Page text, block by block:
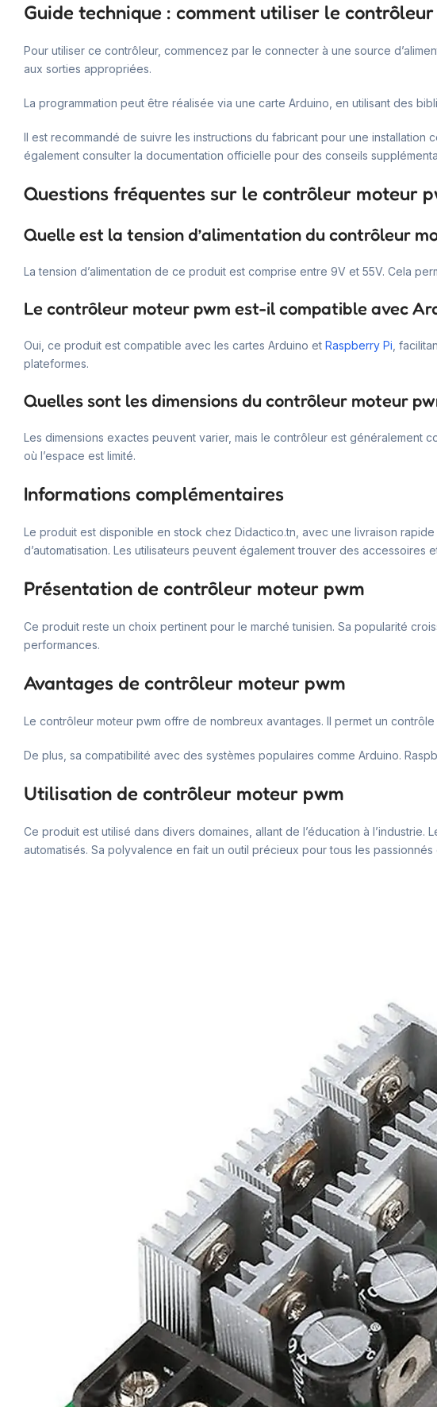
Guide technique : comment utiliser le
Pour utiliser ce contrôleur, commencez par le connecter à une source
aux sorties appropriées.
La programmation peut être réalisée via une carte Arduino, en utilisant des
Il est recommandé de suivre les instructions du fabricant pour une installation
également consulter la documentation officielle pour des conseils
Questions fréquentes sur le contrôleur moteur
Quelle est la tension d’alimentation du contrôleur
La tension d’alimentation de ce produit est comprise entre 9V et 55V. Cela
Le contrôleur moteur pwm est-il compatible avec
Oui, ce produit est compatible avec les cartes Arduino et Raspberry Pi ,
plateformes.
Quelles sont les dimensions du contrôleur moteur
Les dimensions exactes peuvent varier, mais le contrôleur est
où l’espace est limité.
Informations complémentaires
Le produit est disponible en stock chez Didactico.tn, avec une livraison
d’automatisation. Les utilisateurs peuvent également trouver des accessoires
Présentation de contrôleur moteur pwm
Ce produit reste un choix pertinent pour le marché tunisien. Sa popularité
performances.
Avantages de contrôleur moteur pwm
Le contrôleur moteur pwm offre de nombreux avantages. Il permet un
De plus, sa compatibilité avec des systèmes populaires comme Arduino.
Utilisation de contrôleur moteur pwm
Ce produit est utilisé dans divers domaines, allant de l’éducation à
automatisés. Sa polyvalence en fait un outil précieux pour tous les passionnés